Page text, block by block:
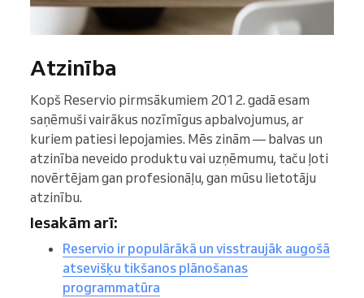
Atzinība
Kopš Reservio pirmsākumiem 2012. gadā esam
saņēmuši vairākus nozīmīgus apbalvojumus, ar
kuriem patiesi lepojamies. Mēs zinām — balvas un
atzinība neveido produktu vai uzņēmumu, taču ļoti
novērtējam gan profesionāļu, gan mūsu lietotāju
atzinību.
Iesakām arī:
Reservio ir populārākā un visstraujāk augošā
atsevišķu tikšanos plānošanas
programmatūra